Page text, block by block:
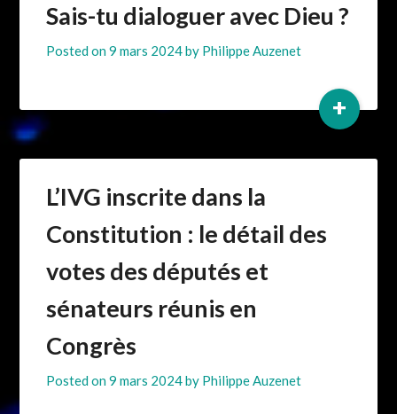
Sais-tu dialoguer avec Dieu ?
Posted on9 mars 2024by Philippe Auzenet
+
L’IVG inscrite dans la
Constitution : le détail des
votes des députés et
sénateurs réunis en
Congrès
Posted on9 mars 2024by Philippe Auzenet